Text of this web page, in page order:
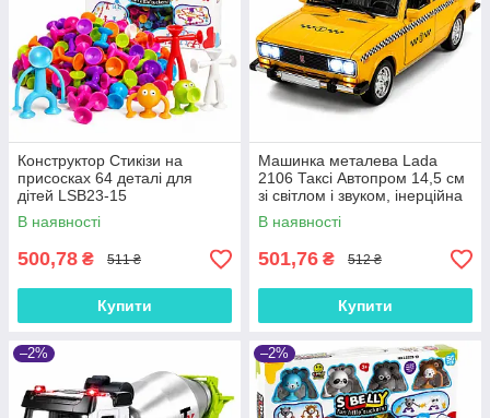
Конструктор Стикізи на
присосках 64 деталі для
дітей LSB23-15
В наявності
500,78 ₴ 511 ₴
Купити
Машинка металева Lada
2106 Таксі Автопром 14,5 см
зі світлом і звуком, інерційна
модель, двері відчиняються
В наявності
501,76 ₴ 512 ₴
Купити
–2% –2%